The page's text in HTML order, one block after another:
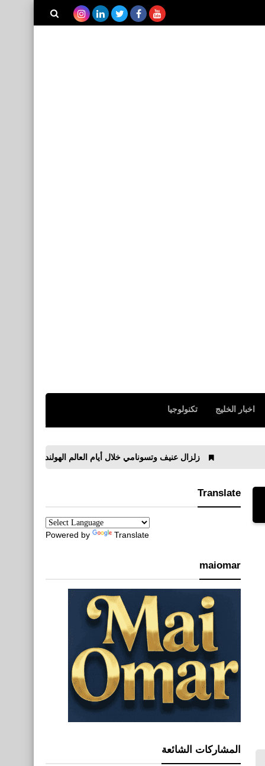
اخبار الخليج تكنولوجيا
زلزال عنيف وتسونامي خلال أيام العالم الهولندي يحذر ويحدد المكان
Translate
Powered by Translate
maiomar
المشاركات الشائعة